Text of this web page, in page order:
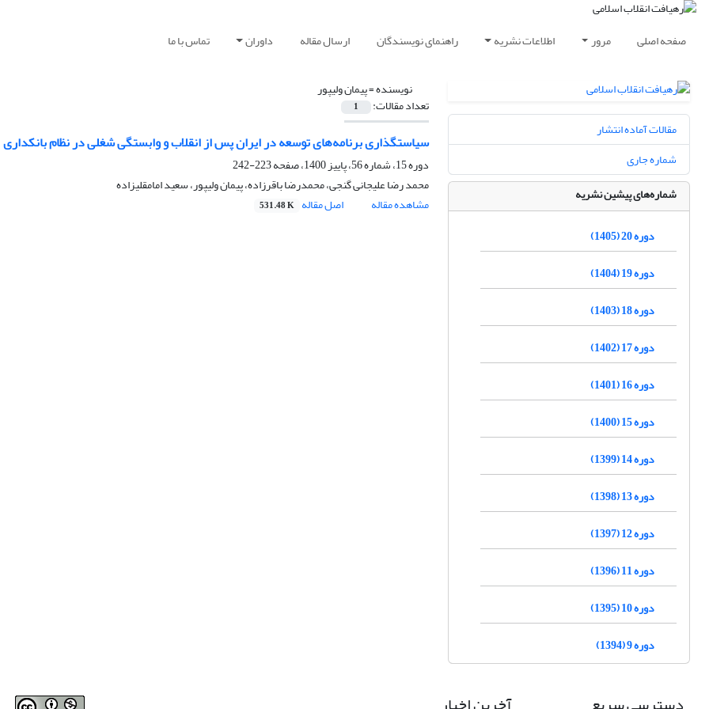
صفحه اصلی مرور اطلاعات نشریه راهنمای نویسندگان ارسال مقاله داوران تماس با ما
نویسنده =پیمان ولیپور
تعداد مقالات: 1
سیاستگذاری برنامه‌های توسعه در ایران پس از انقلاب و وابستگی شغلی در نظام بانکداری
دوره 15، شماره 56، پاییز 1400، صفحه
223-242
محمد رضا علیجانی گنجی، محمدرضا باقرزاده، پیمان ولیپور، سعید امامقلیزاده
مشاهده مقاله
اصل مقاله 531.48 K
مقالات آماده انتشار
شماره جاری
شماره‌های پیشین نشریه
دوره 20 (1405)
دوره 19 (1404)
دوره 18 (1403)
دوره 17 (1402)
دوره 16 (1401)
دوره 15 (1400)
دوره 14 (1399)
دوره 13 (1398)
دوره 12 (1397)
دوره 11 (1396)
دوره 10 (1395)
دوره 9 (1394)